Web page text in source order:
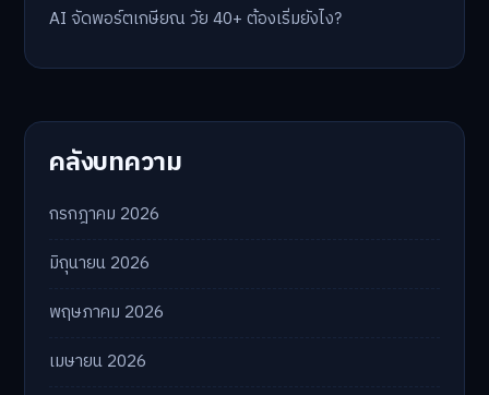
AI จัดพอร์ตเกษียณ วัย 40+ ต้องเริ่มยังไง?
คลังบทความ
กรกฎาคม 2026
มิถุนายน 2026
พฤษภาคม 2026
เมษายน 2026